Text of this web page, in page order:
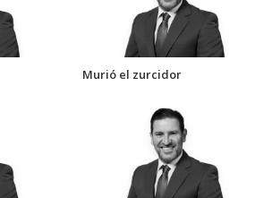
Murió el zurcidor